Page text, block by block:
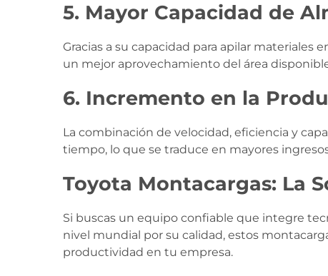
5. Mayor Capacidad de
Gracias a su capacidad para apilar materiales
un mejor aprovechamiento del área
6. Incremento en la
La combinación de velocidad, eficiencia y
tiempo, lo que se traduce en mayores
Toyota Montacargas: La
Si buscas un equipo confiable que integre
nivel mundial por su calidad, estos
productividad en tu empresa.